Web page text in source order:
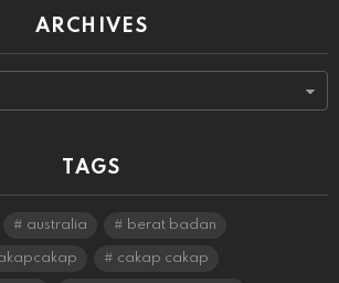
ARCHIVES
TAGS
australia berat badan
cakap cakap